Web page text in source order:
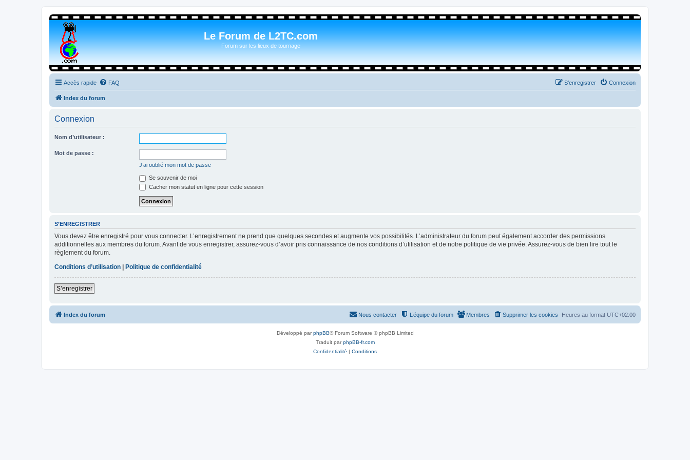
Le Forum de L2TC.com
Forum sur les lieux de tournage
Accès rapide FAQ Connexion
S’enregistrer
Index du forum
Connexion
Nom d’utilisateur :
Mot de passe :
J’ai oublié mon mot de passe
Se souvenir de moi
Cacher mon statut en ligne pour cette session
S’ENREGISTRER
Vous devez être enregistré pour vous connecter. L’enregistrement ne prend que quelques secondes et augmente vos possibilités. L’administrateur du forum peut également accorder des permissions
additionnelles aux membres du forum. Avant de vous enregistrer, assurez-vous d’avoir pris connaissance de nos conditions d’utilisation et de notre politique de vie privée. Assurez-vous de bien lire tout le
règlement du forum.
Conditions d’utilisation | Politique de confidentialité
S’enregistrer
Index du forum Heures au format UTC+02:00
Supprimer les cookies
Membres
L’équipe du forum
Nous contacter
Développé parphpBB® Forum Software © phpBB Limited
Traduit parphpBB-fr.com
Confidentialité | Conditions